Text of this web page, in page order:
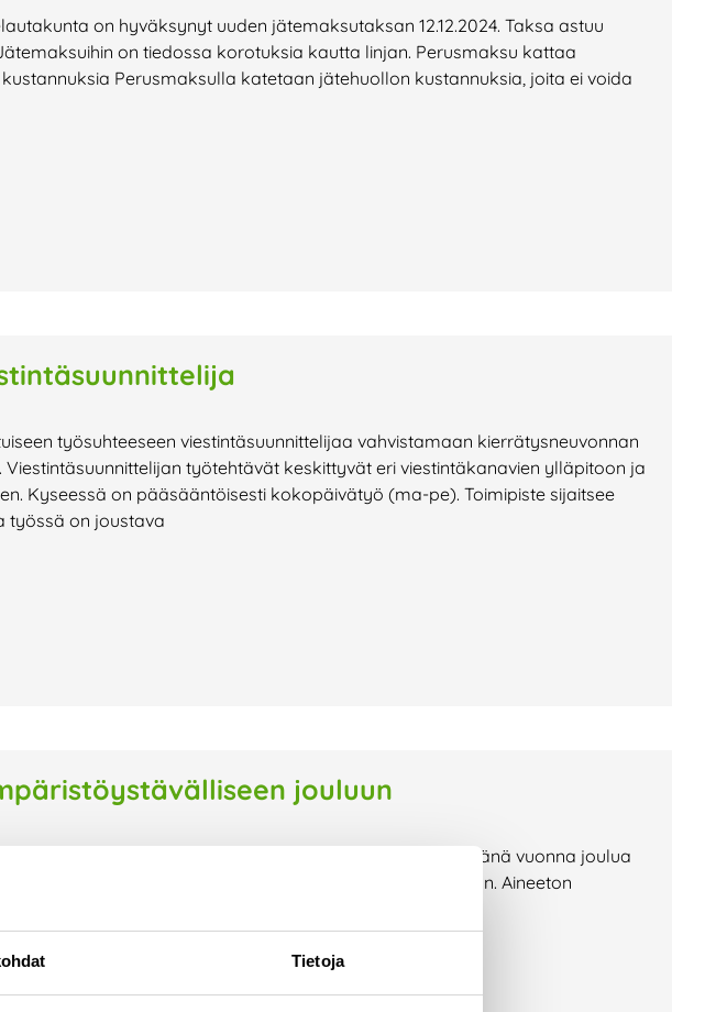
Tietoja
on hyväksynyt uuden jätemaksutaksan 12.12.2024. Taksa astuu
on tiedossa korotuksia kautta linjan. Perusmaksu kattaa
Perusmaksulla katetaan jätehuollon kustannuksia, joita ei voida
työsuhteeseen viestintäsuunnittelijaa vahvistamaan kierrätysneuvonnan
Viestintäsuunnittelijan työtehtävät keskittyvät eri viestintäkanavien ylläpitoon ja
Kyseessä on pääsääntöisesti kokopäivätyö (ma-pe). Toimipiste sijaitsee
työssä on joustava
jouluun
että tavaraa ja krääsää on tarpeeksi ja haluaisit viettää tänä vuonna joulua
Tässäpä vinkkejä ekologisempaan jouluun. Aineeton